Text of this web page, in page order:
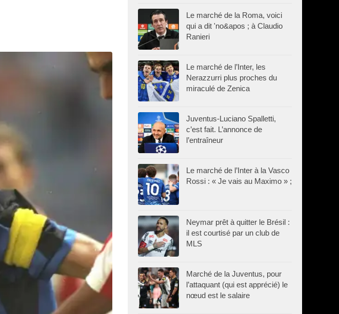
Le marché de la Roma, voici
qui a dit 'no&apos ; à Claudio
Ranieri
Le marché de l’Inter, les
Nerazzurri plus proches du
miraculé de Zenica
Juventus-Luciano Spalletti,
c’est fait. L’annonce de
l’entraîneur
Le marché de l’Inter à la Vasco
Rossi : « Je vais au Maximo » ;
Neymar prêt à quitter le Brésil :
il est courtisé par un club de
MLS
Marché de la Juventus, pour
l’attaquant (qui est apprécié) le
nœud est le salaire